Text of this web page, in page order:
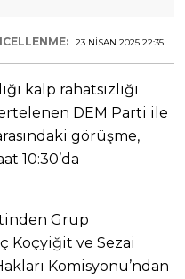
23 NISAN 2025 22:35
kalp rahatsızlığı
DEM Parti ile
görüşme,
10:30’da
Grup
Koçyiğit ve Sezai
Komisyonu’ndan